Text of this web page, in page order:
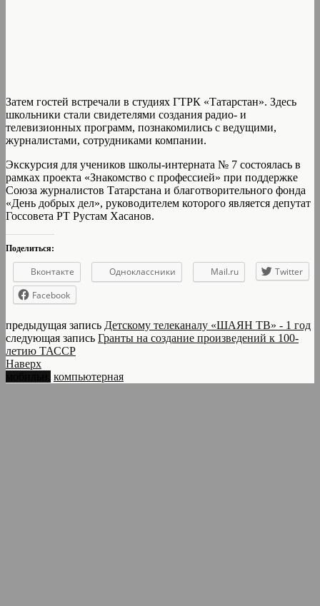
Затем гостей встречали в студиях ГТРК «Татарстан». Здесь
школьники стали свидетелями создания радио- и
телевизионных программ, познакомились с ведущими,
журналистами, сотрудниками компании.
Экскурсия для учеников школы-интерната № 7 состоялась в
рамках проекта «Знакомство с профессией» при поддержке
Союза журналистов Татарстана и благотворительного фонда
«День добрых дел», руководителем которого является депутат
Госсовета РТ Рустам Хасанов.
Поделиться:
Вконтакте Одноклассники Mail.ru
Twitter
Facebook
предыдущая запись Детскому телеканалу «ШАЯН ТВ» - 1 год
следующая запись Гранты на создание произведений к 100-
летию ТАССР
Наверх
компьютерная